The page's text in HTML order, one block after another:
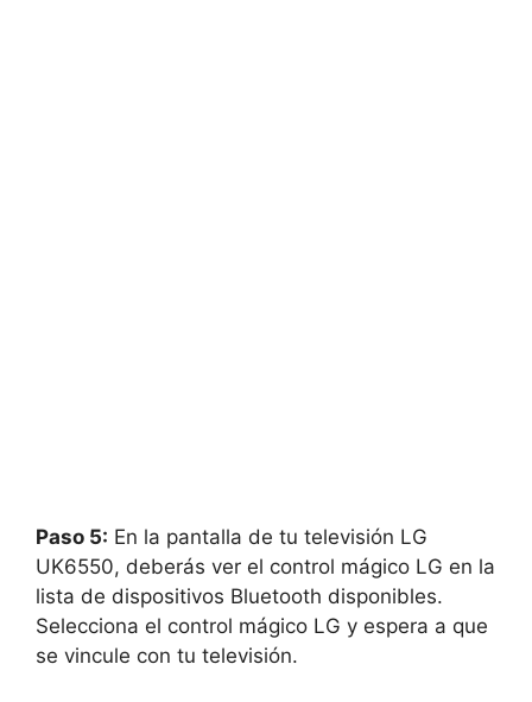
Paso 5: En la pantalla de tu televisión LG
UK6550, deberás ver el control mágico LG en la
lista de dispositivos Bluetooth disponibles.
Selecciona el control mágico LG y espera a que
se vincule con tu televisión.